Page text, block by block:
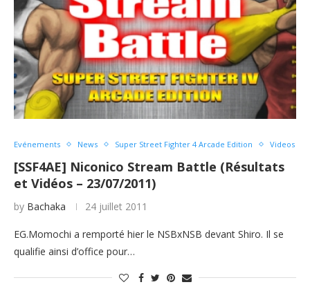
Evénements News Super Street Fighter 4 Arcade Edition Videos
[SSF4AE] Niconico Stream Battle (Résultats
et Vidéos – 23/07/2011)
by Bachaka 24 juillet 2011
EG.Momochi a remporté hier le NSBxNSB devant Shiro. Il se
qualifie ainsi d’office pour…